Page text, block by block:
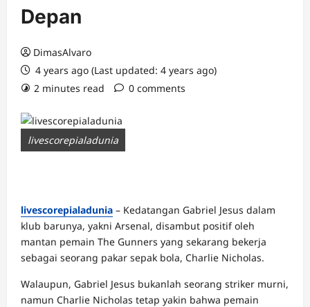
Depan
DimasAlvaro
4 years ago (Last updated: 4 years ago)
2 minutes read
0 comments
livescorepialadunia
livescorepialadunia – Kedatangan Gabriel Jesus dalam
klub barunya, yakni Arsenal, disambut positif oleh
mantan pemain The Gunners yang sekarang bekerja
sebagai seorang pakar sepak bola, Charlie Nicholas.
Walaupun, Gabriel Jesus bukanlah seorang striker murni,
namun Charlie Nicholas tetap yakin bahwa pemain